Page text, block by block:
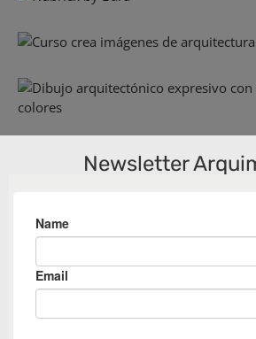
Newsletter